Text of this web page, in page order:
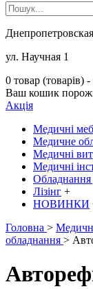
ул. Научная 1
0 товар (товарів)
Ваш кошик
Акція
Медичні
Медичне
Медичні
Медичні
Обладнання
Лізінг +
НОВИНКИ
Головна >
обладнання >